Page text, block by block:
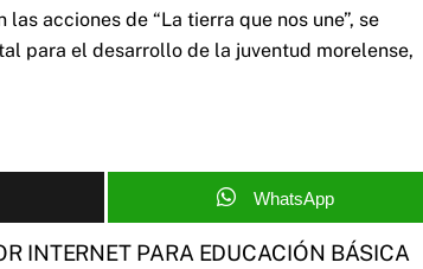
acciones de “La tierra que nos une”, se
para el desarrollo de la juventud morelense,
WhatsApp
INTERNET PARA EDUCACIÓN BÁSICA